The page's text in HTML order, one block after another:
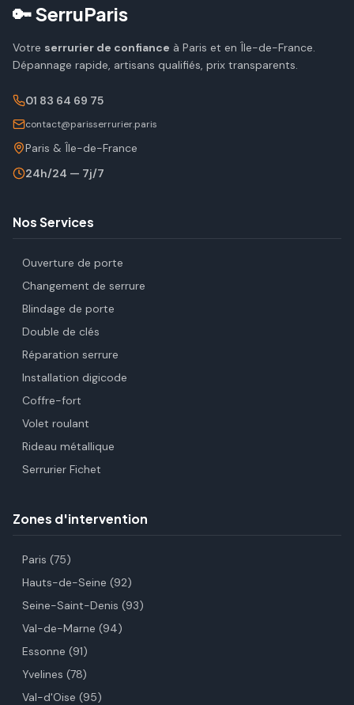
🔑 SerruParis
Votre serrurier de confiance à Paris et en Île-de-France.
Dépannage rapide, artisans qualifiés, prix transparents.
01 83 64 69 75
contact@parisserrurier.paris
Paris & Île-de-France
24h/24 — 7j/7
Nos Services
Ouverture de porte
Changement de serrure
Blindage de porte
Double de clés
Réparation serrure
Installation digicode
Coffre-fort
Volet roulant
Rideau métallique
Serrurier Fichet
Zones d'intervention
Paris (75)
Hauts-de-Seine (92)
Seine-Saint-Denis (93)
Val-de-Marne (94)
Essonne (91)
Yvelines (78)
Val-d'Oise (95)